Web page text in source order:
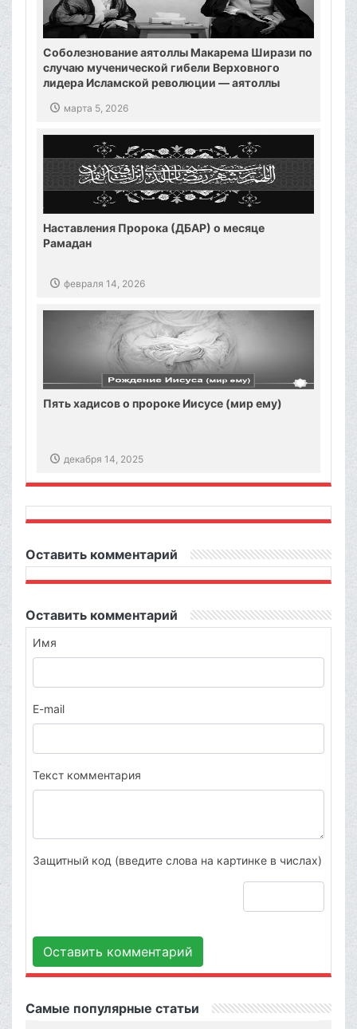
Соболезнование аятоллы Макарема Ширази по
случаю мученической гибели Верховного
лидера Исламской революции — аятоллы
марта 5, 2026
Наставления Пророка (ДБАР) о месяце
Рамадан
февраля 14, 2026
Пять хадисов о пророке Иисусе (мир ему)
декабря 14, 2025
Оставить комментарий
Оставить комментарий
Имя
E-mail
Текст комментария
Защитный код (введите слова на картинке в числах)
Оставить комментарий
Самые популярные статьи